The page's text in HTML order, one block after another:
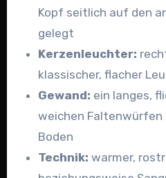
Kopf seitlich auf den
gelegt
Kerzenleuchter:
klassischer, flacher
Gewand: ein langes,
weichen Faltenwürfen
Boden
Technik: warmer,